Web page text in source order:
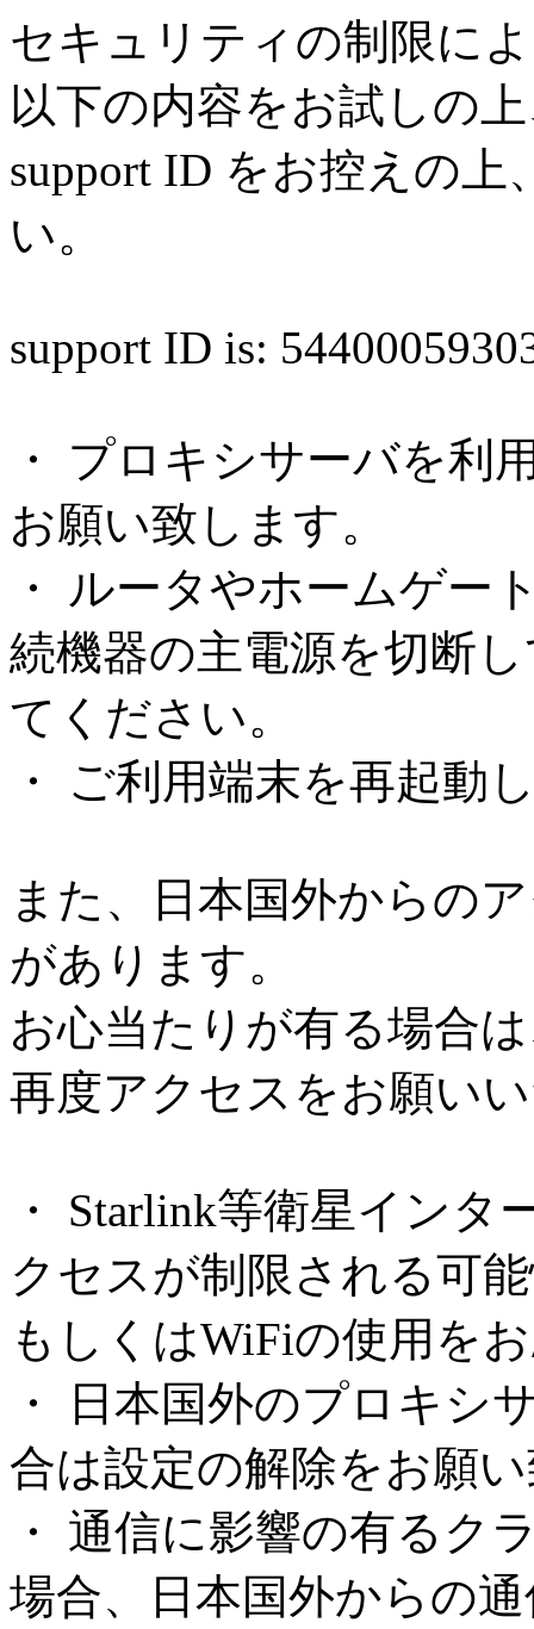
セキュリティの制限に
以下の内容をお試しの
support ID をお控えの
い。
support ID is:
・ プロキシサーバを利
お願い致します。
・ ルータやホームゲー
続機器の主電源を切断
てください。
・ ご利用端末を再起動
また、日本国外からの
があります。
お心当たりが有る場合
再度アクセスをお願い
・ Starlink等衛星イン
クセスが制限される可
もしくはWiFiの使用を
・ 日本国外のプロキシ
合は設定の解除をお願
・ 通信に影響の有るク
場合、日本国外からの